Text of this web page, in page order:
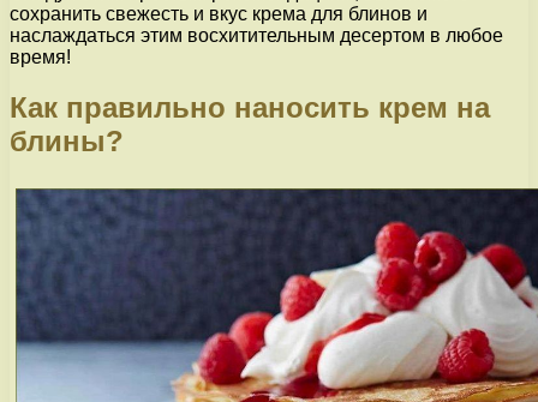
сохранить свежесть и вкус крема для блинов и
наслаждаться этим восхитительным десертом в любое
время!
Как правильно наносить крем на
блины?